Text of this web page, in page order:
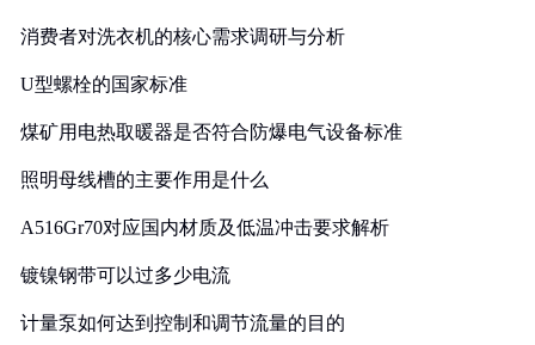
消费者对洗衣机的核心需求调研与分析
U型螺栓的国家标准
煤矿用电热取暖器是否符合防爆电气设备标准
照明母线槽的主要作用是什么
A516Gr70对应国内材质及低温冲击要求解析
镀镍钢带可以过多少电流
计量泵如何达到控制和调节流量的目的